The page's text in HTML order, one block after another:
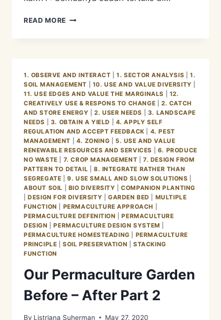
READ MORE OUR
GARDEN
PART
3
1. OBSERVE AND INTERACT |1. SECTOR ANALYSIS
1.
SOIL MANAGEMENT
10. USE AND VALUE DIVERSITY
11. USE EDGES AND VALUE THE MARGINALS
12.
CREATIVELY USE & RESPONS TO CHANGE |2. CATCH
AND STORE ENERGY |2. USER NEEDS
3. LANDSCAPE
NEEDS
3. OBTAIN A YIELD
4. APPLY SELF
REGULATION AND ACCEPT FEEDBACK
4. PEST
MANAGEMENT
4. ZONING
5. USE AND VALUE
RENEWABLE RESOURCES AND SERVICES
6. PRODUCE
NO WASTE
7. CROP MANAGEMENT |7. DESIGN FROM
PATTERN TO DETAIL
8. INTEGRATE RATHER THAN
SEGREGATE |9. USE SMALL AND SLOW SOLUTIONS
ABOUT SOIL
BIO DIVERSITY |COMPANION PLANTING
|DESIGN FOR DIVERSITY GARDEN BED
MULTIPLE
FUNCTION
PERMACULTURE APPROACH
PERMACULTURE DEFENITION
|PERMACULTURE
DESIGN
|PERMACULTURE DESIGN SYSTEM
PERMACULTURE HOMESTEADING
PERMACULTURE
PRINCIPLE |SOIL PRESERVATION |STACKING
FUNCTION
Our Permaculture Garden
Before – After Part 2
By Listriana Suherman May 27, 2020